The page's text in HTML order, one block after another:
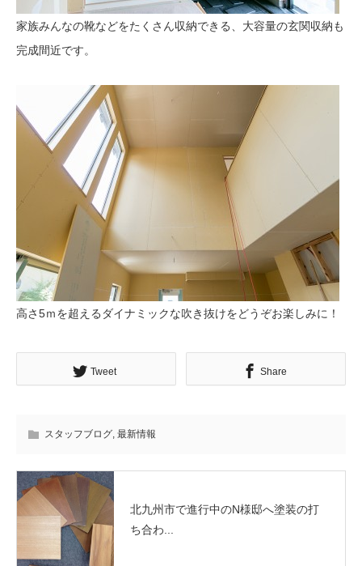
家族みんなの靴などをたくさん収納できる、大容量の玄関収納も
完成間近です。
高さ5ｍを超えるダイナミックな吹き抜けをどうぞお楽しみに！
Tweet Share
スタッフブログ, 最新情報
北九州市で進行中のN様邸へ塗装の打
ち合わ...